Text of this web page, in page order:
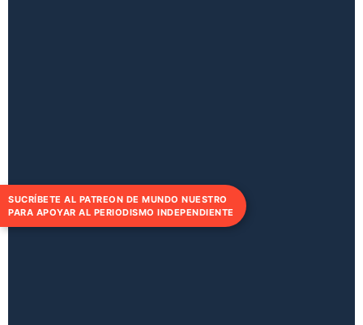
SUCRÍBETE AL PATREON DE MUNDO NUESTRO
PARA APOYAR AL PERIODISMO INDEPENDIENTE